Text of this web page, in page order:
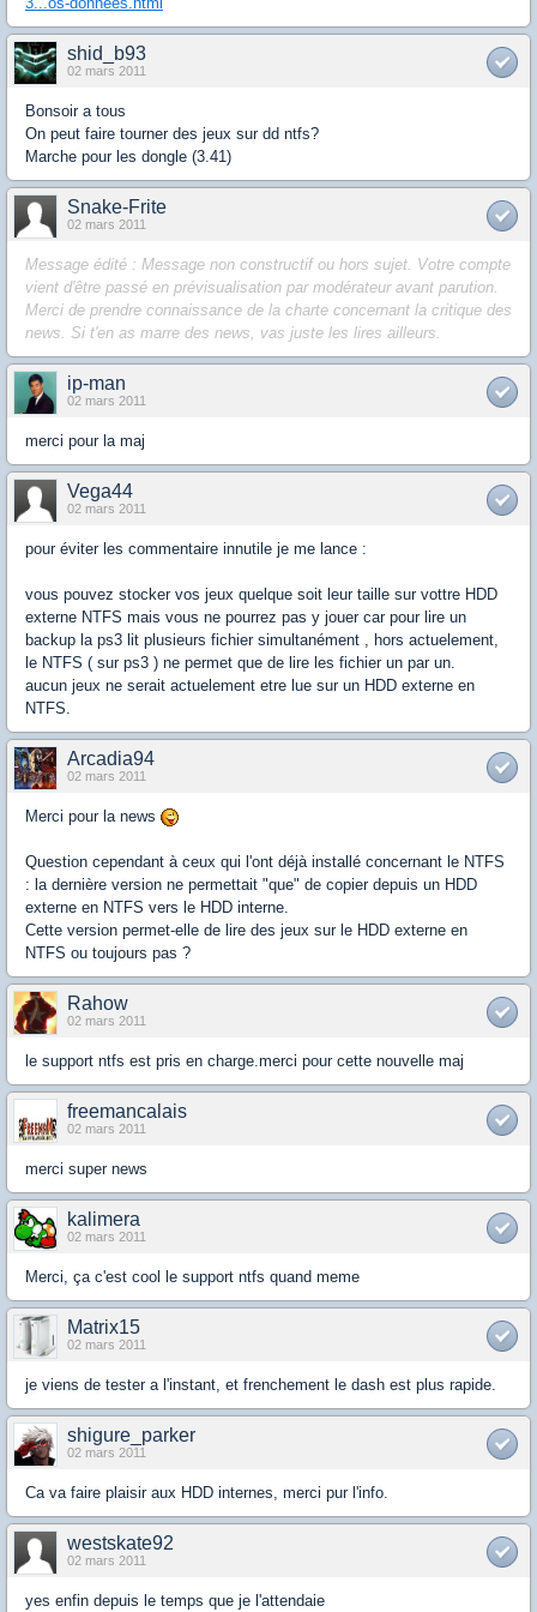
shid_b93
02 mars 2011
Bonsoir a tous
On peut faire tourner des jeux sur dd ntfs?
Marche pour les dongle (3.41)
Snake-Frite
02 mars 2011
Message édité : Message non constructif ou hors sujet. Votre compte
vient d'être passé en prévisualisation par modérateur avant parution.
Merci de prendre connaissance de la charte concernant la critique des
news. Si t'en as marre des news, vas juste les lires ailleurs.
ip-man
02 mars 2011
merci pour la maj
Vega44
02 mars 2011
pour éviter les commentaire innutile je me lance :
vous pouvez stocker vos jeux quelque soit leur taille sur vottre HDD
externe NTFS mais vous ne pourrez pas y jouer car pour lire un
backup la ps3 lit plusieurs fichier simultanément , hors actuelement,
le NTFS ( sur ps3 ) ne permet que de lire les fichier un par un.
aucun jeux ne serait actuelement etre lue sur un HDD externe en
NTFS.
Arcadia94
02 mars 2011
Merci pour la news
Question cependant à ceux qui l'ont déjà installé concernant le NTFS
: la dernière version ne permettait "que" de copier depuis un HDD
externe en NTFS vers le HDD interne.
Cette version permet-elle de lire des jeux sur le HDD externe en
NTFS ou toujours pas ?
Rahow
02 mars 2011
le support ntfs est pris en charge.merci pour cette nouvelle maj
freemancalais
02 mars 2011
merci super news
kalimera
02 mars 2011
Merci, ça c'est cool le support ntfs quand meme
Matrix15
02 mars 2011
je viens de tester a l'instant, et frenchement le dash est plus rapide.
shigure_parker
02 mars 2011
Ca va faire plaisir aux HDD internes, merci pur l'info.
westskate92
02 mars 2011
yes enfin depuis le temps que je l'attendaie